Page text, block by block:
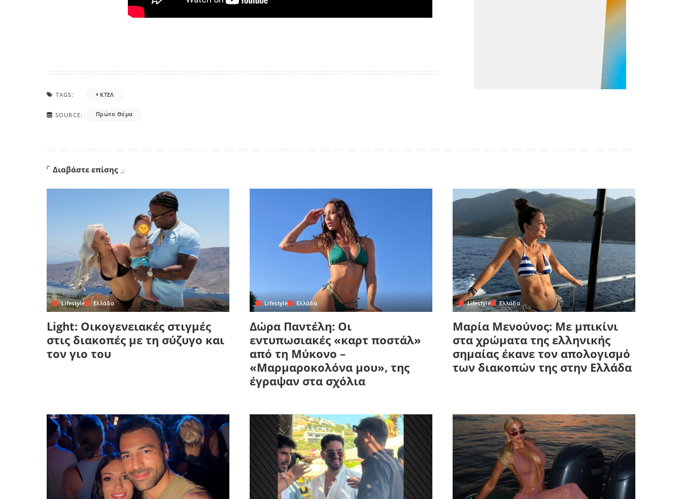
TAGS: ΚΤΕΛ
SOURCE: Πρώτο Θέμα
Διαβάστε επίσης
Lifestyle Ελλάδα
Light: Οικογενειακές στιγμές
στις διακοπές με τη σύζυγο και
τον γιο του
Lifestyle Ελλάδα
Δώρα Παντέλη: Οι
εντυπωσιακές «καρτ ποστάλ»
από τη Μύκονο –
«Μαρμαροκολόνα μου», της
έγραψαν στα σχόλια
Lifestyle Ελλάδα
Μαρία Μενούνος: Με μπικίνι
στα χρώματα της ελληνικής
σημαίας έκανε τον απολογισμό
των διακοπών της στην Ελλάδα